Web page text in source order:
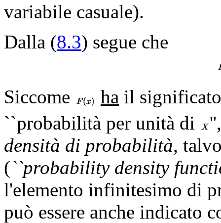
variabile casuale).
Dalla (8.3) segue che
Siccome ha il
``probabilità per unità di
densità di probabilità,
(``probability density
l'elemento infinitesimo di
può essere anche indicato